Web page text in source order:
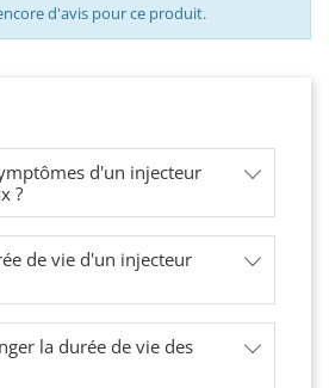
d'avis pour ce produit.
d'un injecteur
?
de vie d'un injecteur
la durée de vie des